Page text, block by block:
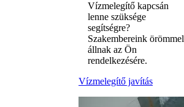
Vízmelegítő kapcsán
lenne szüksége
segítségre?
Szakembereink örömmel
állnak az Ön
rendelkezésére.
Vízmelegítő javítás